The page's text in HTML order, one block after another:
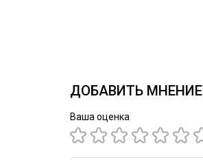
ДОБАВИТЬ МНЕНИЕ
Ваша оценка